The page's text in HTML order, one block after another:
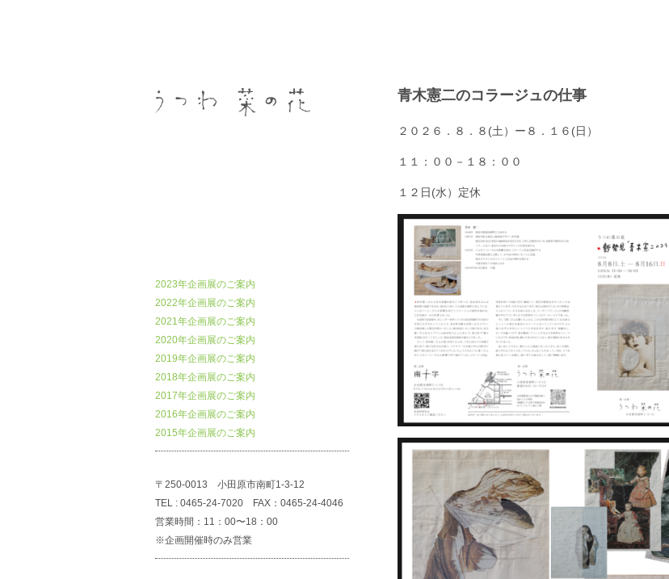
2023年企画展のご案内
2022年企画展のご案内
2021年企画展のご案内
2020年企画展のご案内
2019年企画展のご案内
2018年企画展のご案内
2017年企画展のご案内
2016年企画展のご案内
2015年企画展のご案内
〒250-0013 小田原市南町1-3-12
TEL : 0465-24-7020 FAX：0465-24-4046
営業時間：11：00〜18：00
※企画開催時のみ営業
青木憲二のコラージュの仕事
２０２６．８．８(土）ー８．１６(日）
１１：００－１８：００
１２日(水）定休